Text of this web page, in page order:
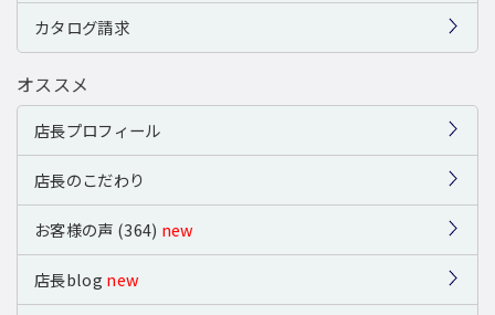
カタログ請求
オススメ
店長プロフィール
店長のこだわり
お客様の声 (364) new
店長blog new